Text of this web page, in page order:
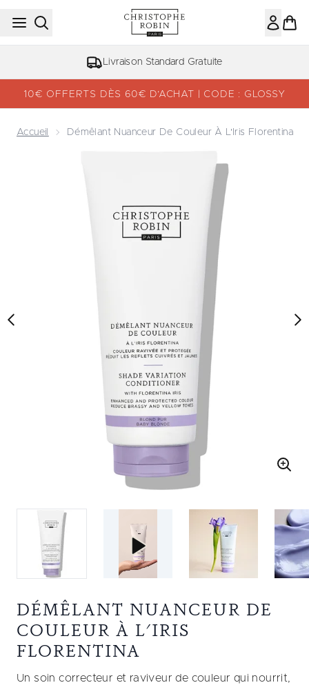
Passer au contenu principal
Livraison Standard Gratuite
10€ OFFERTS DÈS 60€ D’ACHAT | CODE : GLOSSY
Accueil Démêlant Nuanceur De Couleur À L'Iris Florentina
DÉMÊLANT NUANCEUR DE
COULEUR À L'IRIS
FLORENTINA
Un soin correcteur et raviveur de couleur qui nourrit,